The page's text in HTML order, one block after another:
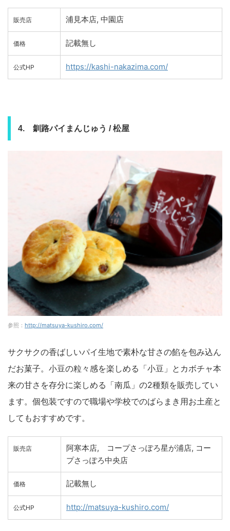
販売店 浦見本店, 中園店
価格 記載無し
公式HP https://kashi-nakazima.com/
4. 釧路パイまんじゅう / 松屋
参照： http://matsuya-kushiro.com/
サクサクの香ばしいパイ生地で素朴な甘さの餡を包み込ん
だお菓子。小豆の粒々感を楽しめる「小豆」とカボチャ本
来の甘さを存分に楽しめる「南瓜」の2種類を販売してい
ます。個包装ですので職場や学校でのばらまき用お土産と
してもおすすめです。
販売店
阿寒本店, コープさっぽろ星が浦店, コー
プさっぽろ中央店
価格 記載無し
公式HP http://matsuya-kushiro.com/